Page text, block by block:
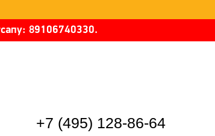
89106740330.
+7 (495) 128-86-64